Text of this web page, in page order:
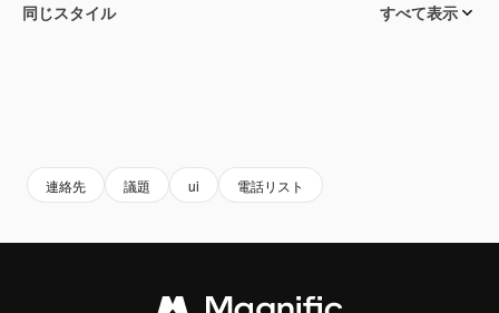
同じスタイル すべて表示
連絡先 議題 ui 電話リスト